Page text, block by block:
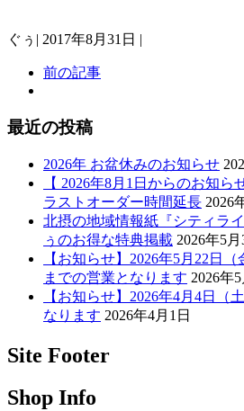
ぐぅ | 2017年8月31日 |
前の記事
最近の投稿
2026年 お盆休みのお知らせ
【 2026年8月1日からのお知ら
ラストオーダー時間延長 2026
北摂の地域情報紙『シティラ
ぅのお得な特典掲載 2026年5月
【お知らせ】2026年5月22日
までの営業となります 2026年5
【お知らせ】2026年4月4日（
なります 2026年4月1日
Site Footer
Shop Info